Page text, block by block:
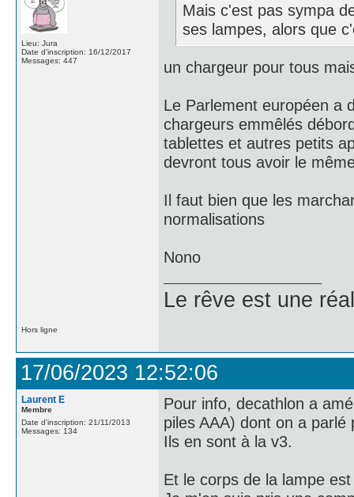
Lieu: Jura
Date d'inscription: 16/12/2017
Messages: 447
Mais c'est pas sympa
ses lampes, alors que
un chargeur pour tous
Le Parlement européen a
chargeurs emmêlés
tablettes et autres petits
devront tous avoir le
Il faut bien que les
normalisations
Nono
Le rêve est une
Hors ligne
17/06/2023 12:52:06
Laurent E
Membre
Date d'inscription: 21/11/2013
Messages: 134
Pour info, decathlon a
piles AAA) dont on a
Ils en sont à la v3.
Et le corps de la lampe